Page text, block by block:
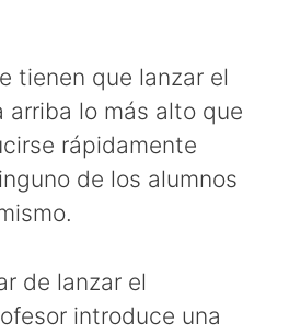
tienen que lanzar el
arriba lo más alto que
rápidamente
de los alumnos
de lanzar el
introduce una